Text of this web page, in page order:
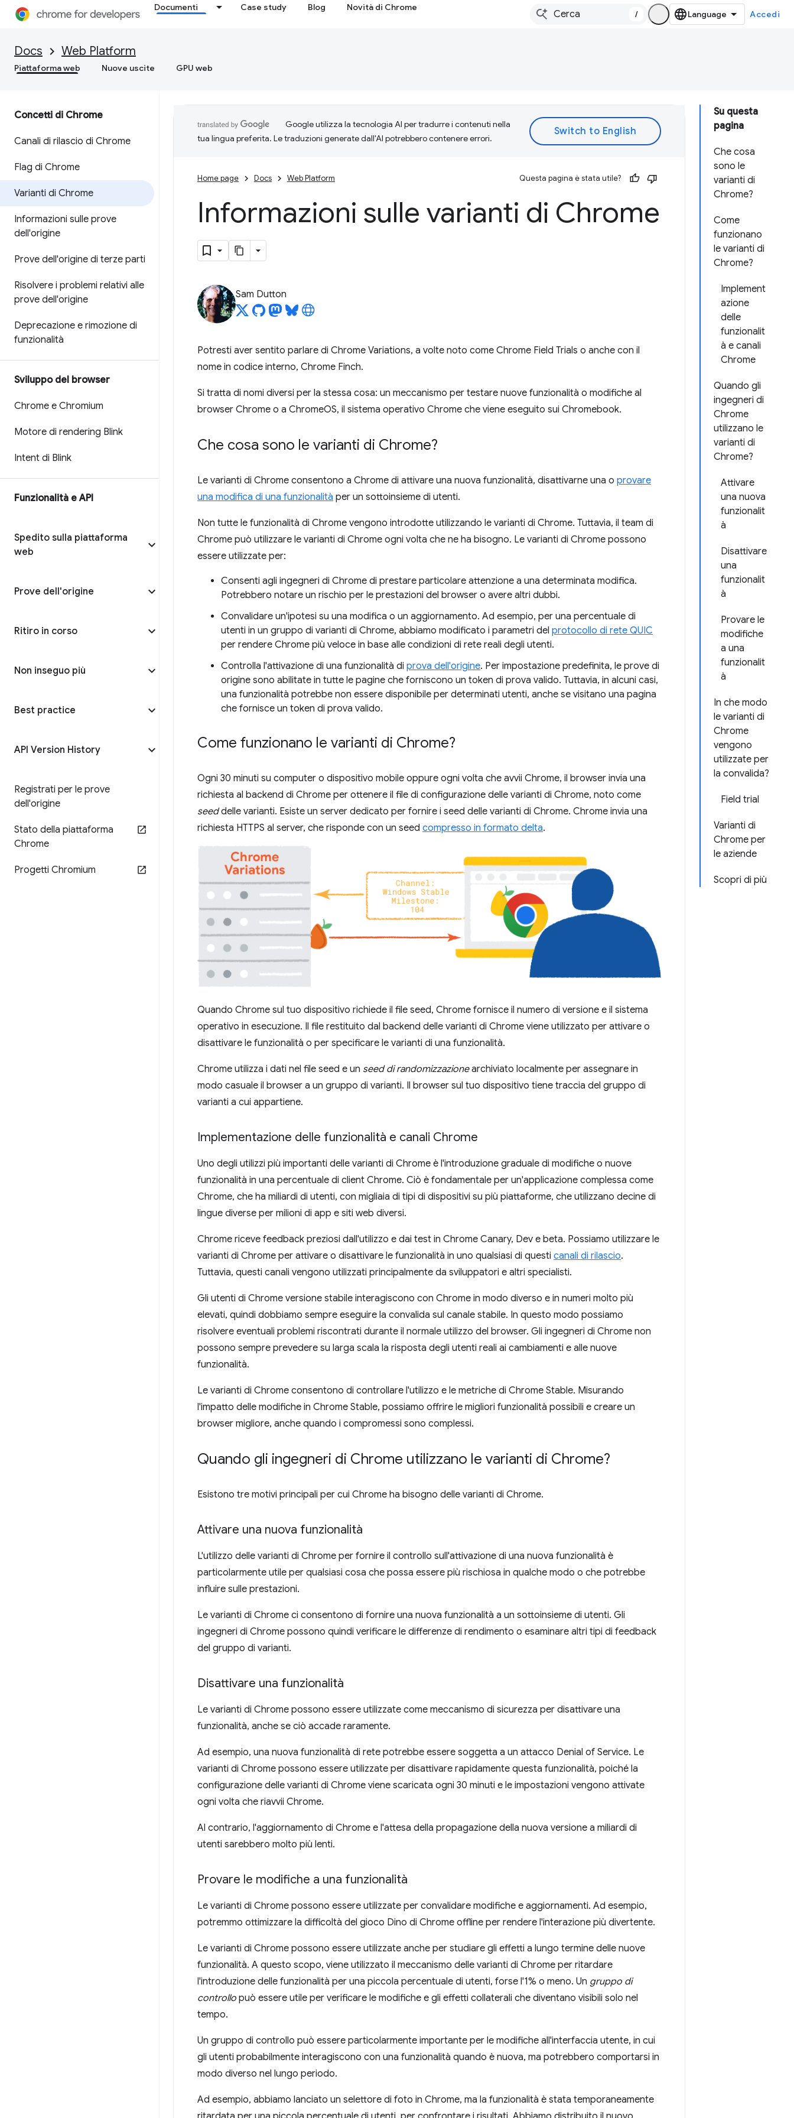
Documenti Case study Blog Novità di Chrome
/ Accedi
Docs Web Platform
Piattaforma web Nuove uscite GPU web
Concetti di Chrome
Canali di rilascio di Chrome
Flag di Chrome
Varianti di Chrome
Informazioni sulle prove
dell'origine
Prove dell'origine di terze parti
Risolvere i problemi relativi alle
prove dell'origine
Deprecazione e rimozione di
funzionalità
Sviluppo del browser
Chrome e Chromium
Motore di rendering Blink
Intent di Blink
Funzionalità e API
Spedito sulla piattaforma
web
Prove dell'origine
Ritiro in corso
Non inseguo più
Best practice
API Version History
Registrati per le prove
dell'origine
Stato della piattaforma
Chrome
Progetti Chromium
Su questa
pagina
Che cosa
sono le
varianti di
Chrome?
Come
funzionano
le varianti di
Chrome?
Implement
azione
delle
funzionalit
à e canali
Chrome
Quando gli
ingegneri di
Chrome
utilizzano le
varianti di
Chrome?
Attivare
una nuova
funzionalit
à
Disattivare
una
funzionalit
à
Provare le
modifiche
a una
funzionalit
à
In che modo
le varianti di
Chrome
vengono
utilizzate per
la convalida?
Field trial
Varianti di
Chrome per
le aziende
Scopri di più
Google utilizza la tecnologia AI per tradurre i contenuti nella
tua lingua preferita. Le traduzioni generate dall'AI potrebbero contenere errori.
Home page Docs Web Platform Questa pagina è stata utile?
Informazioni sulle varianti di Chrome
Sam Dutton
Potresti aver sentito parlare di Chrome Variations, a volte noto come Chrome Field Trials o anche con il
nome in codice interno, Chrome Finch.
Si tratta di nomi diversi per la stessa cosa: un meccanismo per testare nuove funzionalità o modifiche al
browser Chrome o a ChromeOS, il sistema operativo Chrome che viene eseguito sui Chromebook.
Che cosa sono le varianti di Chrome?
Le varianti di Chrome consentono a Chrome di attivare una nuova funzionalità, disattivarne una o provare
una modifica di una funzionalità per un sottoinsieme di utenti.
Non tutte le funzionalità di Chrome vengono introdotte utilizzando le varianti di Chrome. Tuttavia, il team di
Chrome può utilizzare le varianti di Chrome ogni volta che ne ha bisogno. Le varianti di Chrome possono
essere utilizzate per:
Consenti agli ingegneri di Chrome di prestare particolare attenzione a una determinata modifica.
Potrebbero notare un rischio per le prestazioni del browser o avere altri dubbi.
Convalidare un'ipotesi su una modifica o un aggiornamento. Ad esempio, per una percentuale di
utenti in un gruppo di varianti di Chrome, abbiamo modificato i parametri del protocollo di rete QUIC
per rendere Chrome più veloce in base alle condizioni di rete reali degli utenti.
Controlla l'attivazione di una funzionalità di prova dell'origine. Per impostazione predefinita, le prove di
origine sono abilitate in tutte le pagine che forniscono un token di prova valido. Tuttavia, in alcuni casi,
una funzionalità potrebbe non essere disponibile per determinati utenti, anche se visitano una pagina
che fornisce un token di prova valido.
Come funzionano le varianti di Chrome?
Ogni 30 minuti su computer o dispositivo mobile oppure ogni volta che avvii Chrome, il browser invia una
richiesta al backend di Chrome per ottenere il file di configurazione delle varianti di Chrome, noto come
seeddelle varianti. Esiste un server dedicato per fornire i seed delle varianti di Chrome. Chrome invia una
richiesta HTTPS al server, che risponde con un seed compresso in formato delta.
Quando Chrome sul tuo dispositivo richiede il file seed, Chrome fornisce il numero di versione e il sistema
operativo in esecuzione. Il file restituito dal backend delle varianti di Chrome viene utilizzato per attivare o
disattivare le funzionalità o per specificare le varianti di una funzionalità.
Chrome utilizza i dati nel file seed e un seed di randomizzazionearchiviato localmente per assegnare in
modo casuale il browser a un gruppo di varianti. Il browser sul tuo dispositivo tiene traccia del gruppo di
varianti a cui appartiene.
Implementazione delle funzionalità e canali Chrome
Uno degli utilizzi più importanti delle varianti di Chrome è l'introduzione graduale di modifiche o nuove
funzionalità in una percentuale di client Chrome. Ciò è fondamentale per un'applicazione complessa come
Chrome, che ha miliardi di utenti, con migliaia di tipi di dispositivi su più piattaforme, che utilizzano decine di
lingue diverse per milioni di app e siti web diversi.
Chrome riceve feedback preziosi dall'utilizzo e dai test in Chrome Canary, Dev e beta. Possiamo utilizzare le
varianti di Chrome per attivare o disattivare le funzionalità in uno qualsiasi di questi canali di rilascio.
Tuttavia, questi canali vengono utilizzati principalmente da sviluppatori e altri specialisti.
Gli utenti di Chrome versione stabile interagiscono con Chrome in modo diverso e in numeri molto più
elevati, quindi dobbiamo sempre eseguire la convalida sul canale stabile. In questo modo possiamo
risolvere eventuali problemi riscontrati durante il normale utilizzo del browser. Gli ingegneri di Chrome non
possono sempre prevedere su larga scala la risposta degli utenti reali ai cambiamenti e alle nuove
funzionalità.
Le varianti di Chrome consentono di controllare l'utilizzo e le metriche di Chrome Stable. Misurando
l'impatto delle modifiche in Chrome Stable, possiamo offrire le migliori funzionalità possibili e creare un
browser migliore, anche quando i compromessi sono complessi.
Quando gli ingegneri di Chrome utilizzano le varianti di Chrome?
Esistono tre motivi principali per cui Chrome ha bisogno delle varianti di Chrome.
Attivare una nuova funzionalità
L'utilizzo delle varianti di Chrome per fornire il controllo sull'attivazione di una nuova funzionalità è
particolarmente utile per qualsiasi cosa che possa essere più rischiosa in qualche modo o che potrebbe
influire sulle prestazioni.
Le varianti di Chrome ci consentono di fornire una nuova funzionalità a un sottoinsieme di utenti. Gli
ingegneri di Chrome possono quindi verificare le differenze di rendimento o esaminare altri tipi di feedback
del gruppo di varianti.
Disattivare una funzionalità
Le varianti di Chrome possono essere utilizzate come meccanismo di sicurezza per disattivare una
funzionalità, anche se ciò accade raramente.
Ad esempio, una nuova funzionalità di rete potrebbe essere soggetta a un attacco Denial of Service. Le
varianti di Chrome possono essere utilizzate per disattivare rapidamente questa funzionalità, poiché la
configurazione delle varianti di Chrome viene scaricata ogni 30 minuti e le impostazioni vengono attivate
ogni volta che riavvii Chrome.
Al contrario, l'aggiornamento di Chrome e l'attesa della propagazione della nuova versione a miliardi di
utenti sarebbero molto più lenti.
Provare le modifiche a una funzionalità
Le varianti di Chrome possono essere utilizzate per convalidare modifiche e aggiornamenti. Ad esempio,
potremmo ottimizzare la difficoltà del gioco Dino di Chrome offline per rendere l'interazione più divertente.
Le varianti di Chrome possono essere utilizzate anche per studiare gli effetti a lungo termine delle nuove
funzionalità. A questo scopo, viene utilizzato il meccanismo delle varianti di Chrome per ritardare
l'introduzione delle funzionalità per una piccola percentuale di utenti, forse l'1% o meno. Un gruppo di
controllo può essere utile per verificare le modifiche e gli effetti collaterali che diventano visibili solo nel
tempo.
Un gruppo di controllo può essere particolarmente importante per le modifiche all'interfaccia utente, in cui
gli utenti probabilmente interagiscono con una funzionalità quando è nuova, ma potrebbero comportarsi in
modo diverso nel lungo periodo.
Ad esempio, abbiamo lanciato un selettore di foto in Chrome, ma la funzionalità è stata temporaneamente